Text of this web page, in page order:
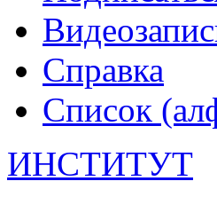
Справка
Список
ИНСТИТУТ